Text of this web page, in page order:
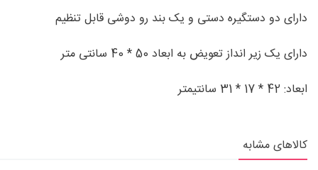
دارای دو دستگیره دستی و یک بند رو دوشی قابل تنظیم
دارای یک زیر انداز تعویض به ابعاد 50 * 40 سانتی متر
ابعاد: 42 * 17 * 31 سانتیمتر
کالاهای مشابه